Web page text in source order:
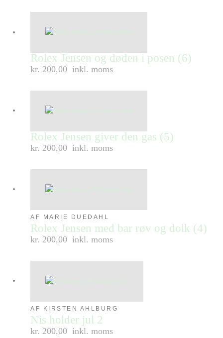
Rolex Jensen og døden i posen (6)
kr. 200,00 inkl. moms
Rolex Jensen giver den gas (5)
kr. 200,00 inkl. moms
AF MARIE DUEDAHL
Rolex Jensen med bar røv og dolk (4)
kr. 200,00 inkl. moms
AF KIRSTEN AHLBURG
Nis holder jul 2
kr. 200,00 inkl. moms